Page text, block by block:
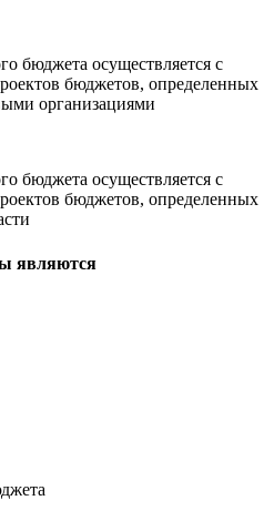
бюджета осуществляется с
бюджетов, определенных
организациями
бюджета осуществляется с
бюджетов, определенных
являются